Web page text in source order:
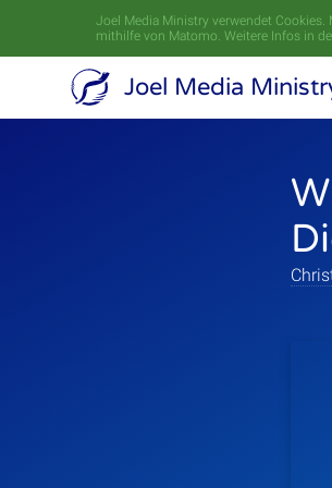
Joel Media Ministry verwendet Cookies.
mithilfe von Matomo. Weitere Infos in
Joel Media